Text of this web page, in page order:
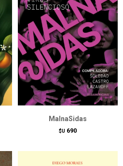
MalnaSidas
$U 690